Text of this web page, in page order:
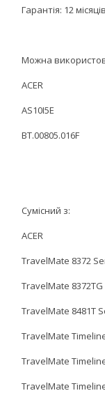
Гарантія: 12 місяців
Можна
ACER
AS10I5E
BT.00805.016F
Сумісний з:
ACER
TravelMate 8372
TravelMate
TravelMate 8481T
TravelMate
TravelMate
TravelMate